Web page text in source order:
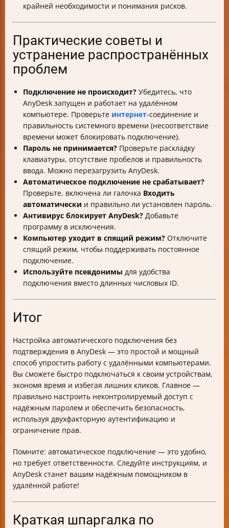
крайней необходимости и понимания рисков.
Практические советы и
устранение распространённых
проблем
Подключение не происходит? Убедитесь, что
AnyDesk запущен и работает на удалённом
компьютере. Проверьте интернет-соединение и
правильность системного времени (несоответствие
времени может блокировать подключение).
Пароль не принимается? Проверьте раскладку
клавиатуры, отсутствие пробелов и правильность
ввода. Можно перезагрузить AnyDesk.
Автоматическое подключение не срабатывает?
Проверьте, включена ли галочка Входить
автоматически и правильно ли установлен пароль.
Антивирус блокирует AnyDesk? Добавьте
программу в исключения.
Компьютер уходит в спящий режим? Отключите
спящий режим, чтобы поддерживать постоянное
подключение.
Используйте псевдонимы для удобства
подключения вместо длинных числовых ID.
Итог
Настройка автоматического подключения без
подтверждения в AnyDesk — это простой и мощный
способ упростить работу с удалёнными компьютерами.
Вы сможете быстро подключаться к своим устройствам,
экономя время и избегая лишних кликов. Главное —
правильно настроить неконтролируемый доступ с
надёжным паролем и обеспечить безопасность,
используя двухфакторную аутентификацию и
ограничение прав.
Помните: автоматическое подключение — это удобно,
но требует ответственности. Следуйте инструкциям, и
AnyDesk станет вашим надёжным помощником в
удалённой работе!
Краткая шпаргалка по